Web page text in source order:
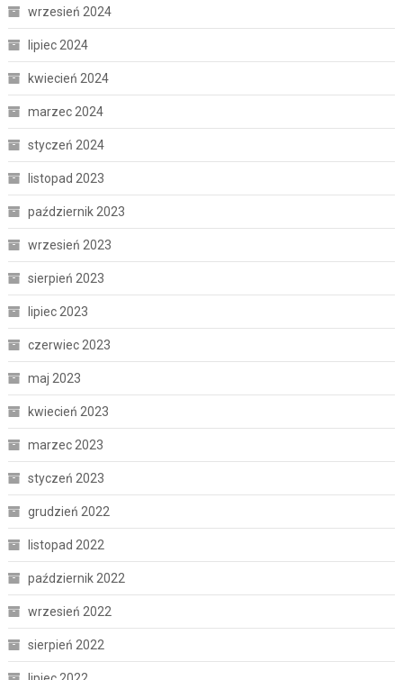
wrzesień 2024
lipiec 2024
kwiecień 2024
marzec 2024
styczeń 2024
listopad 2023
październik 2023
wrzesień 2023
sierpień 2023
lipiec 2023
czerwiec 2023
maj 2023
kwiecień 2023
marzec 2023
styczeń 2023
grudzień 2022
listopad 2022
październik 2022
wrzesień 2022
sierpień 2022